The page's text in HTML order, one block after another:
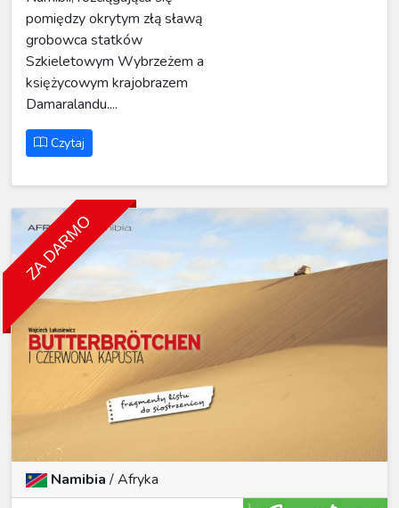
pomiędzy okrytym złą sławą
grobowca statków
Szkieletowym Wybrzeżem a
księżycowym krajobrazem
Damaralandu....
Czytaj
ZA DARMO
Namibia/Afryka